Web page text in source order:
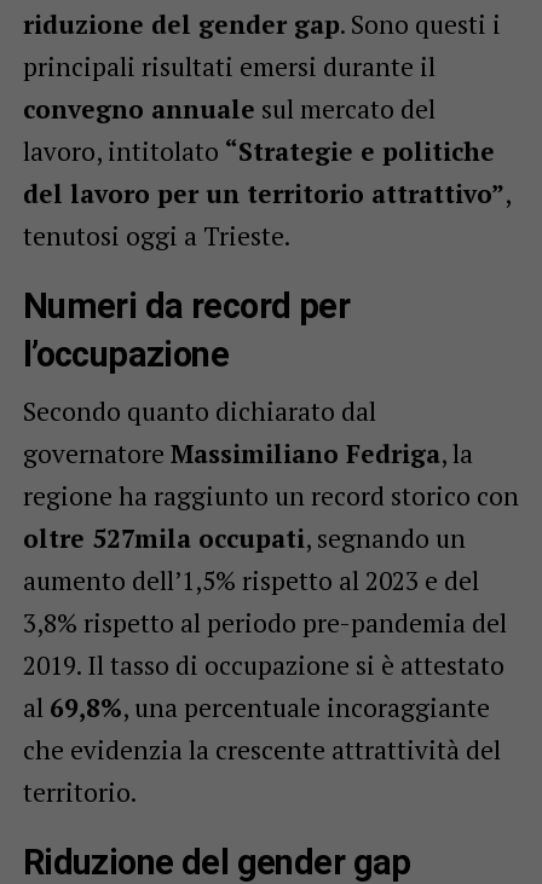
riduzione del gender gap. Sono questi i
principali risultati emersi durante il
convegno annuale sul mercato del
lavoro, intitolato “Strategie e politiche
del lavoro per un territorio attrattivo”,
tenutosi oggi a Trieste.
Numeri da record per
l’occupazione
Secondo quanto dichiarato dal
governatore Massimiliano Fedriga, la
regione ha raggiunto un record storico con
oltre 527mila occupati, segnando un
aumento dell’1,5% rispetto al 2023 e del
3,8% rispetto al periodo pre-pandemia del
2019. Il tasso di occupazione si è attestato
al 69,8%, una percentuale incoraggiante
che evidenzia la crescente attrattività del
territorio.
Riduzione del gender gap